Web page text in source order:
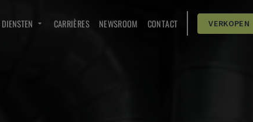
DIENSTEN CARRIÈRES NEWSROOM CONTACT VERKOPEN